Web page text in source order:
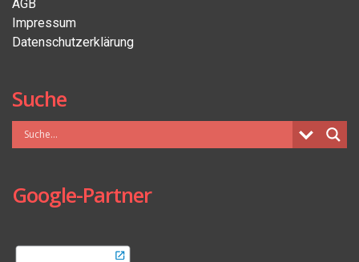
AGB
Impressum
Datenschutzerklärung
Suche
Google-Partner